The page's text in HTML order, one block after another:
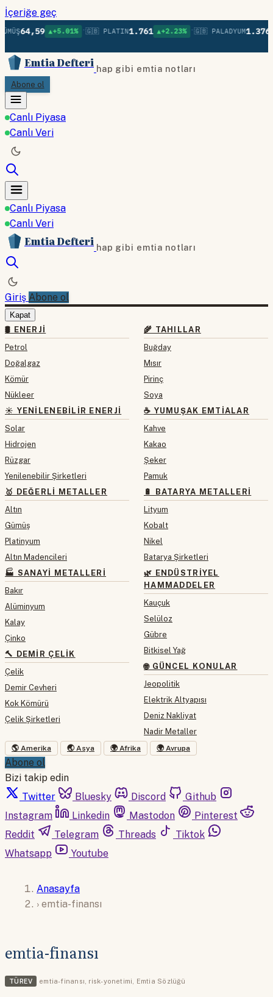
İçeriğe geç
64,59 ▲+5.01% • 🇬🇧 PLATIN1.761 ▲+2.23% • 🇬🇧 PALADYUM1.376
Emtia Defteri hap gibi emtia notları
Abone ol
Canlı Piyasa
Canlı Veri
Canlı Piyasa
Canlı Veri
Emtia Defteri hap gibi emtia notları
Giriş Abone ol
Kapat
🛢 ENERJI
Petrol
Doğalgaz
Kömür
Nükleer
☀️ YENILENEBILIR ENERJI
Solar
Hidrojen
Rüzgar
Yenilenebilir Şirketleri
🥇 DEĞERLI METALLER
Altın
Gümüş
Platinyum
Altın Madencileri
🏭 SANAYI METALLERI
Bakır
Alüminyum
Kalay
Çinko
🔨 DEMIR ÇELIK
Çelik
Demir Cevheri
Kok Kömürü
Çelik Şirketleri
🌾 TAHILLAR
Buğday
Mısır
Pirinç
Soya
☕ YUMUŞAK EMTIALAR
Kahve
Kakao
Şeker
Pamuk
🔋 BATARYA METALLERI
Lityum
Kobalt
Nikel
Batarya Şirketleri
🌿 ENDÜSTRIYEL
HAMMADDELER
Kauçuk
Selüloz
Gübre
Bitkisel Yağ
🌐 GÜNCEL KONULAR
Jeopolitik
Elektrik Altyapısı
Deniz Nakliyat
Nadir Metaller
🌎 Amerika 🌏 Asya 🌍 Afrika 🌍 Avrupa
Abone ol
Bizi takip edin
Twitter
Bluesky Discord
Github
Instagram
Linkedin Mastodon
Pinterest
Reddit
Telegram Threads
Tiktok
Whatsapp
Youtube
Anasayfa
› emtia-finansı
emtia-finansı
TÜREV emtia-finansı, risk-yonetimi, Emtia Sözlüğü